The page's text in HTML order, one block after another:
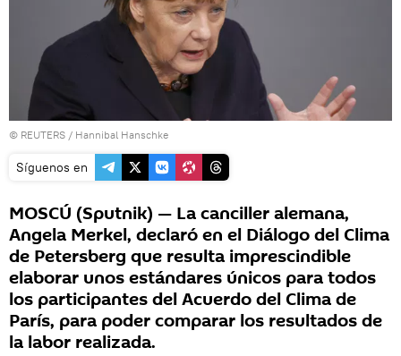
© REUTERS / Hannibal Hanschke
Síguenos en
MOSCÚ (Sputnik) — La canciller alemana,
Angela Merkel, declaró en el Diálogo del Clima
de Petersberg que resulta imprescindible
elaborar unos estándares únicos para todos
los participantes del Acuerdo del Clima de
París, para poder comparar los resultados de
la labor realizada.